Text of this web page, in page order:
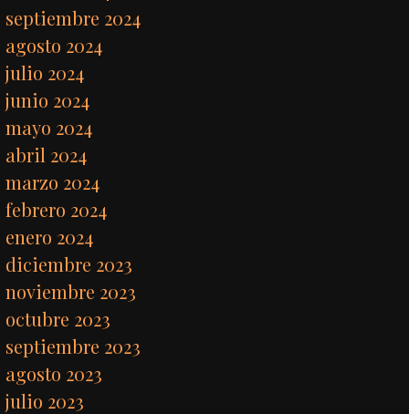
septiembre 2024
agosto 2024
julio 2024
junio 2024
mayo 2024
abril 2024
marzo 2024
febrero 2024
enero 2024
diciembre 2023
noviembre 2023
octubre 2023
septiembre 2023
agosto 2023
julio 2023